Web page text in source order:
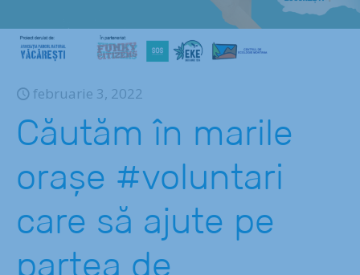
februarie 3, 2022
Căutăm în marile
orașe #voluntari
care să ajute pe
partea de